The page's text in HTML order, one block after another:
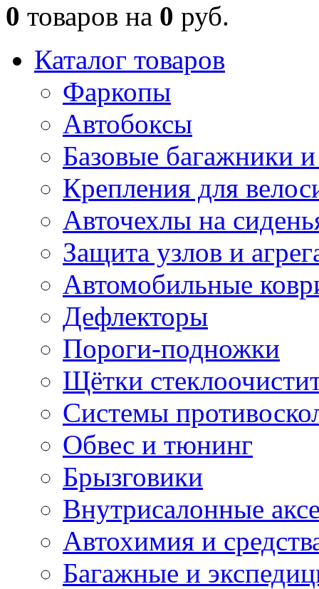
0 товаров на 0 руб.
Каталог товаров
Фаркопы
Автобоксы
Базовые багажники
Крепления для
Авточехлы на
Защита узлов и
Автомобильные
Дефлекторы
Пороги-подножки
Щётки
Системы
Обвес и тюнинг
Брызговики
Внутрисалонные
Автохимия и
Багажные и